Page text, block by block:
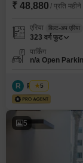
₹ 48,880 / प्रति महीने
एरिया बिल्ट-अप एरिया
323 वर्ग फुट
पार्किंग
n/a Open
R Regus
5
5